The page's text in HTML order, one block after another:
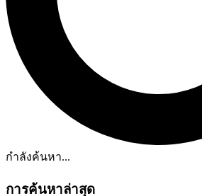
กำลังค้นหา...
การค้นหาล่าสุด